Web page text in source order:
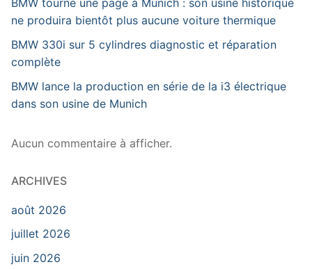
BMW tourne une page à Munich : son usine historique
ne produira bientôt plus aucune voiture thermique
BMW 330i sur 5 cylindres diagnostic et réparation
complète
BMW lance la production en série de la i3 électrique
dans son usine de Munich
Aucun commentaire à afficher.
ARCHIVES
août 2026
juillet 2026
juin 2026